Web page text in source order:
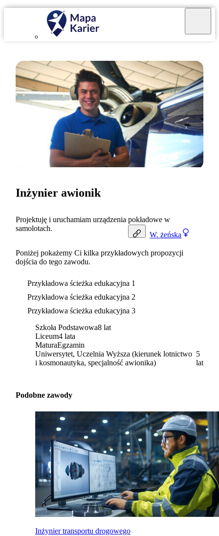
W. żeńska
Inżynier awionik
Projektuję i uruchamiam urządzenia pokładowe w
samolotach.
Poniżej pokażemy Ci kilka przykładowych propozycji
dojścia do tego zawodu.
Przykładowa ścieżka edukacyjna 1
Przykładowa ścieżka edukacyjna 2
Przykładowa ścieżka edukacyjna 3
Szkoła Podstawowa8 lat
Liceum4 lata
MaturaEgzamin
Uniwersytet, Uczelnia Wyższa (kierunek lotnictwo
i kosmonautyka, specjalność awionika)
5
lat
Podobne zawody
Inżynier transportu drogowego